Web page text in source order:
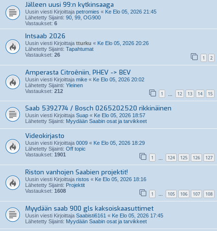
Jälleen uusi 99:n kytkinsaaga
Uusin viesti Kirjoittaja petromies « Ke Elo 05, 2026 21:45
Lähetetty Sijainti: 90, 99, OG900
Vastaukset: 6
Intsaab 2026
Uusin viesti Kirjoittaja tturku « Ke Elo 05, 2026 20:26
Lähetetty Sijainti: Tapahtumat
Vastaukset: 26 1 2
Amperasta Citroêniin, PHEV -> BEV
Uusin viesti Kirjoittaja mike « Ke Elo 05, 2026 20:02
Lähetetty Sijainti: Yleinen
Vastaukset: 212 1 12 13 14 15
Saab 5392774 / Bosch 0265202520 rikkinäinen
Uusin viesti Kirjoittaja Suap « Ke Elo 05, 2026 18:57
Lähetetty Sijainti: Myydään Saabin osat ja tarvikkeet
Videokirjasto
Uusin viesti Kirjoittaja 0009 « Ke Elo 05, 2026 18:29
Lähetetty Sijainti: Off topic
Vastaukset: 1901 1 124 125 126 127
Riston vanhojen Saabien projektit!
Uusin viesti Kirjoittaja ristos « Ke Elo 05, 2026 18:16
Lähetetty Sijainti: Projektit
Vastaukset: 1608 1 … 105 106 107 108
Myydään saab 900 gls kaksoiskaasuttimet
Uusin viesti Kirjoittaja Saabisti6161 « Ke Elo 05, 2026 17:45
Lähetetty Sijainti: Myydään Saabin osat ja tarvikkeet